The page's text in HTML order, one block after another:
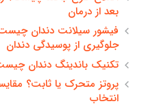
بعد از درمان
فیشور سیلانت دندان
جلوگیری از پوسیدگی دندان
تکنیک باندینگ دندان
پروتز متحرک یا ثابت؟
انتخاب